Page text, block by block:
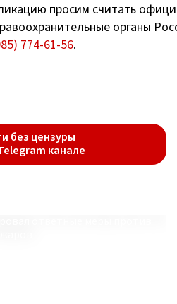
просим считать
органы
774-61-56.
без цензуры
канале